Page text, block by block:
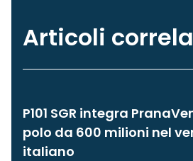
Articoli
P101 SGR integra
polo da 600 milioni nel
italiano